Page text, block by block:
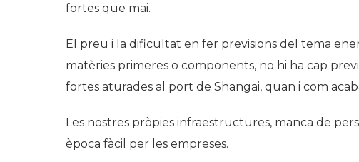
fortes que mai.
El preu i la dificultat en fer previsions del tema
matèries primeres o components, no hi ha cap
fortes aturades al port de Shangai, quan i com
Les nostres pròpies infraestructures, manca de
època fàcil per les empreses.